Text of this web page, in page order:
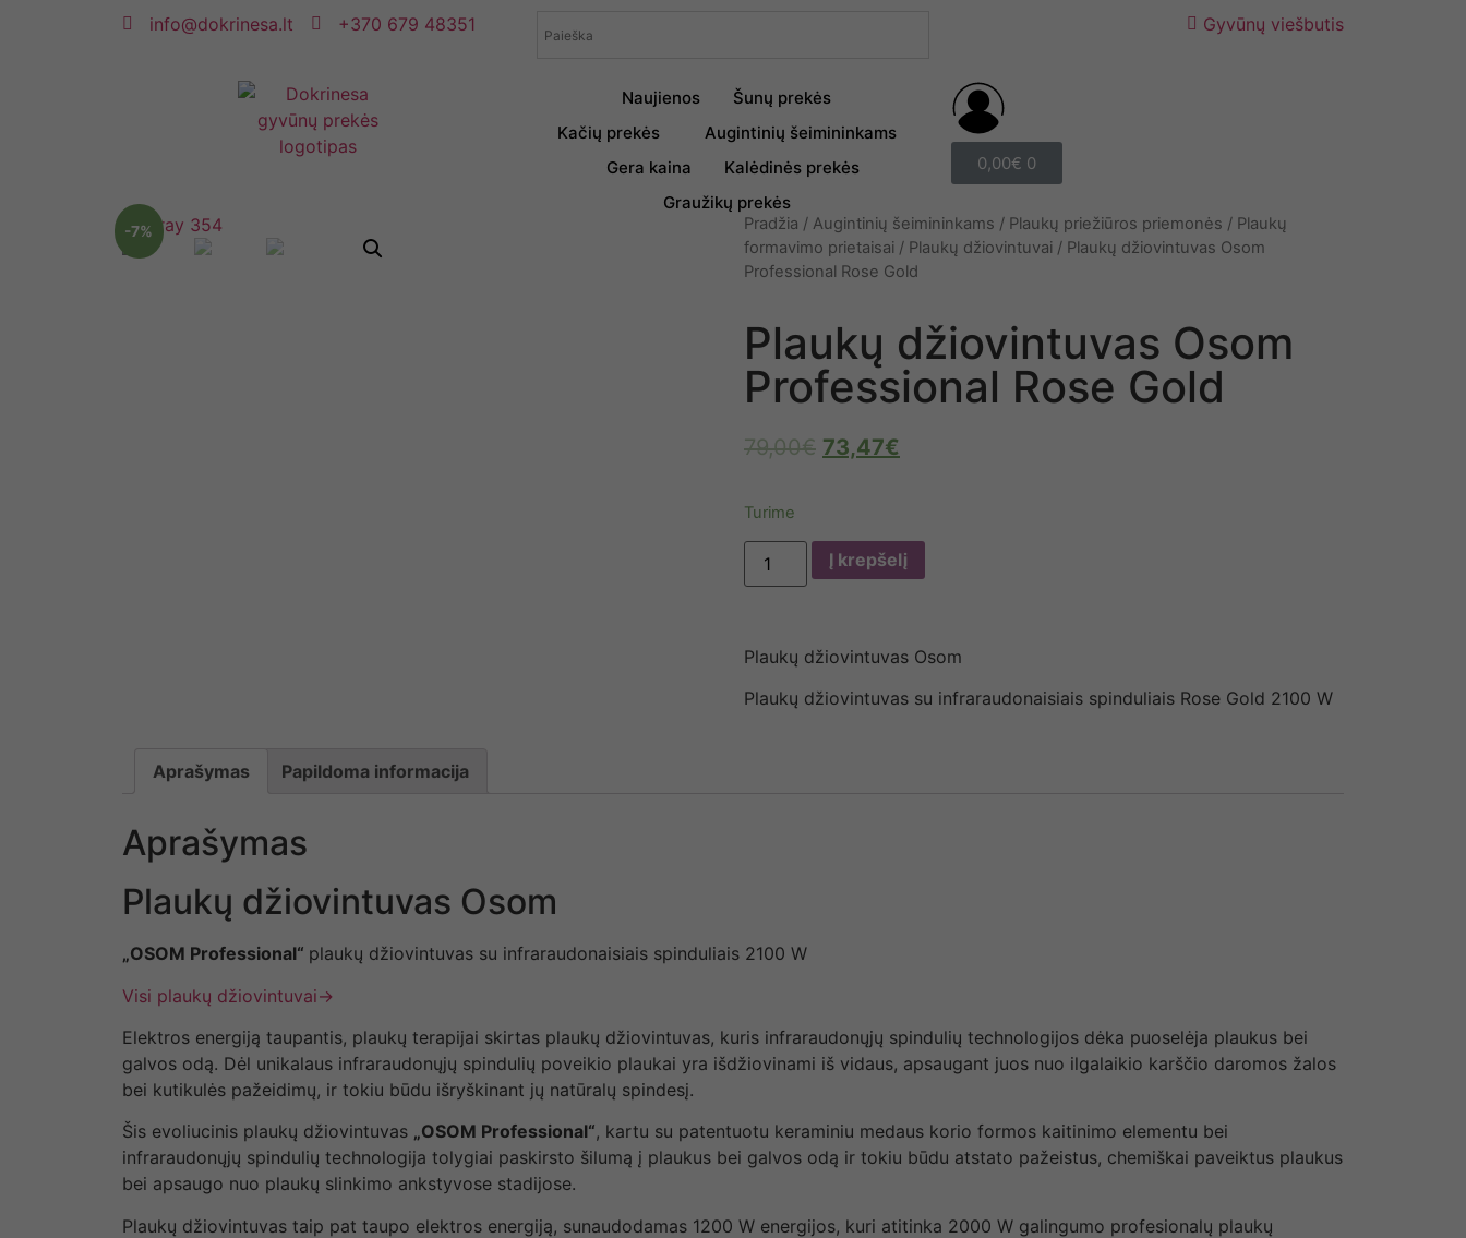
info@dokrinesa.lt +370 679 48351 Gyvūnų viešbutis
Naujienos
Šunų prekės
Kačių prekės
Augintinių šeimininkams
Gera kaina
Kalėdinės prekės
Graužikų prekės
0,00€ 0
-7% Pradžia / Augintinių šeimininkams / Plaukų priežiūros priemonės / Plaukų
formavimo prietaisai / Plaukų džiovintuvai / Plaukų džiovintuvas Osom
Professional Rose Gold
Plaukų džiovintuvas Osom
Professional Rose Gold
79,00€ 73,47€
Turime
Į krepšelį
Plaukų džiovintuvas Osom
Plaukų džiovintuvas su infraraudonaisiais spinduliais Rose Gold 2100 W
Aprašymas Papildoma informacija
Aprašymas
Plaukų džiovintuvas Osom
„OSOM Professional“ plaukų džiovintuvas su infraraudonaisiais spinduliais 2100 W
Visi plaukų džiovintuvai→
Elektros energiją taupantis, plaukų terapijai skirtas plaukų džiovintuvas, kuris infraraudonųjų spindulių technologijos dėka puoselėja plaukus bei
galvos odą. Dėl unikalaus infraraudonųjų spindulių poveikio plaukai yra išdžiovinami iš vidaus, apsaugant juos nuo ilgalaikio karščio daromos žalos
bei kutikulės pažeidimų, ir tokiu būdu išryškinant jų natūralų spindesį.
Šis evoliucinis plaukų džiovintuvas „OSOM Professional“, kartu su patentuotu keraminiu medaus korio formos kaitinimo elementu bei
infraraudonųjų spindulių technologija tolygiai paskirsto šilumą į plaukus bei galvos odą ir tokiu būdu atstato pažeistus, chemiškai paveiktus plaukus
bei apsaugo nuo plaukų slinkimo ankstyvose stadijose.
Plaukų džiovintuvas taip pat taupo elektros energiją, sunaudodamas 1200 W energijos, kuri atitinka 2000 W galingumo profesionalų plaukų